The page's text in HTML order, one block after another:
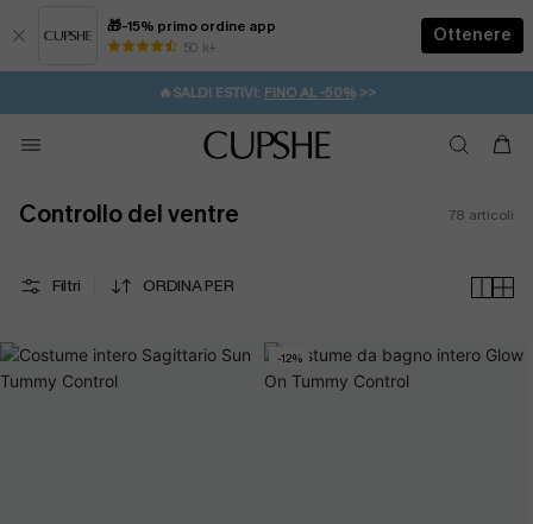
🎁-15% primo ordine app
50 k+
Ottenere
⚡️-15% SUGLI ESSENZIALI DA VACANZA | ACQUISTA
🔥SALDI ESTIVI: FINO AL -50%>>
🚚SPEDIZIONE GRATUITA DA 49€
💌REGALO PER I NUOVI: 20% DI SCONTO*
Controllo del ventre 78 articoli
Filtri ORDINA PER
-12%